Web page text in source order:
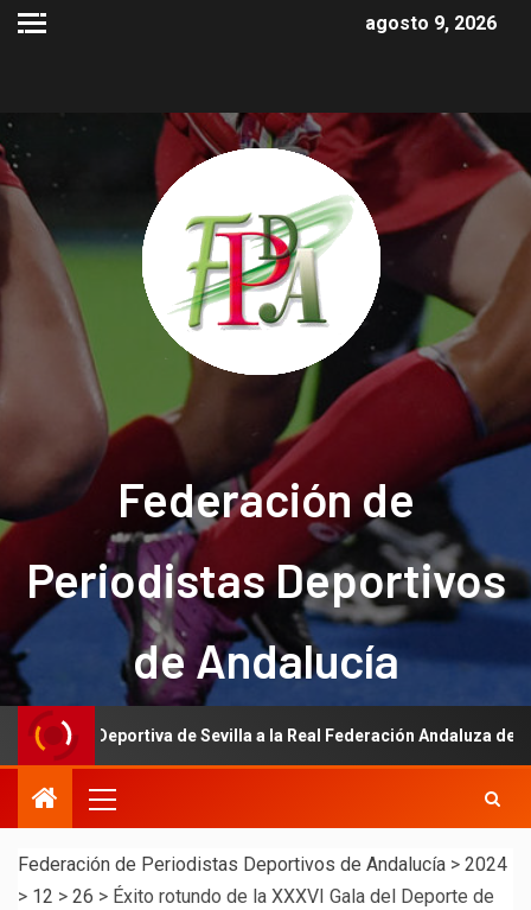
agosto 9, 2026
Federación de
Periodistas Deportivos
de Andalucía
de Sevilla a la Real Federación Andaluza de Fútbol
Federación de Periodistas Deportivos de Andalucía > 2024
> 12 > 26 > Éxito rotundo de la XXXVI Gala del Deporte de